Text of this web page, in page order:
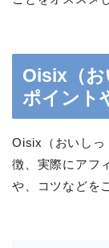
Oisix（お
ポイント
Oisix（おいしっ
徴、実際にアフ
や、コツなどを